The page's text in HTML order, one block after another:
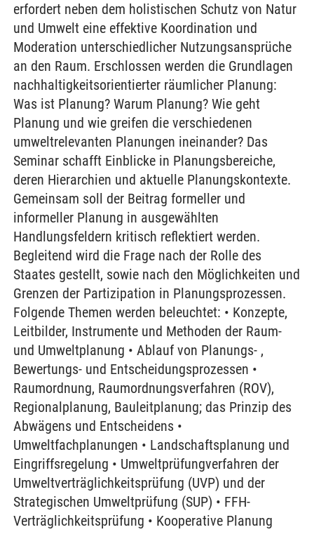
erfordert neben dem holistischen Schutz von Natur
und Umwelt eine effektive Koordination und
Moderation unterschiedlicher Nutzungsansprüche
an den Raum. Erschlossen werden die Grundlagen
nachhaltigkeitsorientierter räumlicher Planung:
Was ist Planung? Warum Planung? Wie geht
Planung und wie greifen die verschiedenen
umweltrelevanten Planungen ineinander? Das
Seminar schafft Einblicke in Planungsbereiche,
deren Hierarchien und aktuelle Planungskontexte.
Gemeinsam soll der Beitrag formeller und
informeller Planung in ausgewählten
Handlungsfeldern kritisch reflektiert werden.
Begleitend wird die Frage nach der Rolle des
Staates gestellt, sowie nach den Möglichkeiten und
Grenzen der Partizipation in Planungsprozessen.
Folgende Themen werden beleuchtet: • Konzepte,
Leitbilder, Instrumente und Methoden der Raum-
und Umweltplanung • Ablauf von Planungs- ,
Bewertungs- und Entscheidungsprozessen •
Raumordnung, Raumordnungsverfahren (ROV),
Regionalplanung, Bauleitplanung; das Prinzip des
Abwägens und Entscheidens •
Umweltfachplanungen • Landschaftsplanung und
Eingriffsregelung • Umweltprüfungverfahren der
Umweltverträglichkeitsprüfung (UVP) und der
Strategischen Umweltprüfung (SUP) • FFH-
Verträglichkeitsprüfung • Kooperative Planung